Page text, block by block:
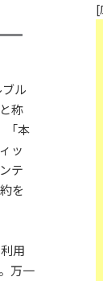
ル
称
「本
ッ
テ
を
用
万一
[